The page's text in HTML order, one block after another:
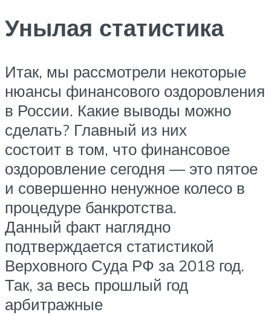
Унылая статистика
Итак, мы рассмотрели некоторые
нюансы финансового оздоровления
в России. Какие выводы можно
сделать? Главный из них
состоит в том, что финансовое
оздоровление сегодня — это пятое
и совершенно ненужное колесо в
процедуре банкротства.
Данный факт наглядно
подтверждается статистикой
Верховного Суда РФ за 2018 год.
Так, за весь прошлый год
арбитражные